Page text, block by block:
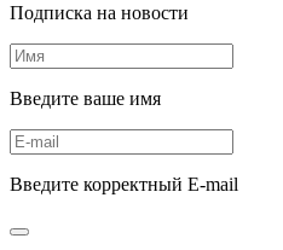
Подписка на новости
Введите ваше имя
Введите корректный E-mail